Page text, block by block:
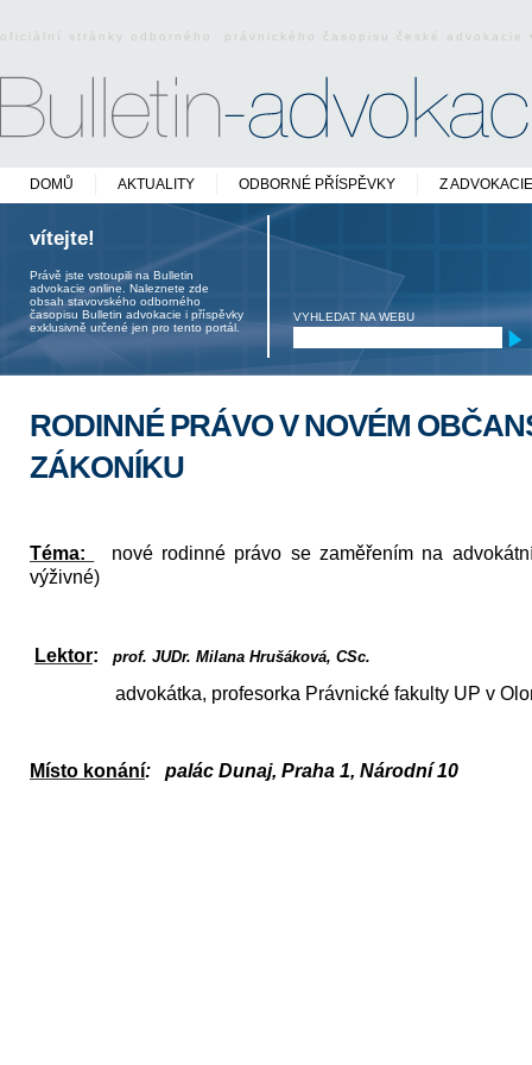
oficiální stránky odborného právnického časopisu české
DOMŮ AKTUALITY ODBORNÉ PŘÍSPĚVKY Z ADVOKACIE
vítejte!
Právě jste vstoupili na Bulletin
advokacie online. Naleznete zde
obsah stavovského odborného
časopisu Bulletin advokacie i příspěvky
exklusivně určené jen pro tento portál.
VYHLEDAT NA WEBU
RODINNÉ PRÁVO V NOVÉM
ZÁKONÍKU
Téma:
nové rodinné právo se zaměřením na
výživné)
Lektor: prof. JUDr. Milana Hrušáková, CSc.
advokátka, profesorka Právnické fakulty UP v
Místo konání: palác Dunaj, Praha 1, Národní 10